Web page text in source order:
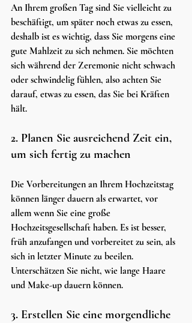
An Ihrem großen Tag sind Sie vielleicht zu
beschäftigt, um später noch etwas zu essen,
deshalb ist es wichtig, dass Sie morgens eine
gute Mahlzeit zu sich nehmen. Sie möchten
sich während der Zeremonie nicht schwach
oder schwindelig fühlen, also achten Sie
darauf, etwas zu essen, das Sie bei Kräften
hält.
2. Planen Sie ausreichend Zeit ein,
um sich fertig zu machen
Die Vorbereitungen an Ihrem Hochzeitstag
können länger dauern als erwartet, vor
allem wenn Sie eine große
Hochzeitsgesellschaft haben. Es ist besser,
früh anzufangen und vorbereitet zu sein, als
sich in letzter Minute zu beeilen.
Unterschätzen Sie nicht, wie lange Haare
und Make-up dauern können.
3. Erstellen Sie eine morgendliche